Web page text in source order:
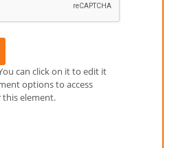
can click on it to edit it
options to access
element.